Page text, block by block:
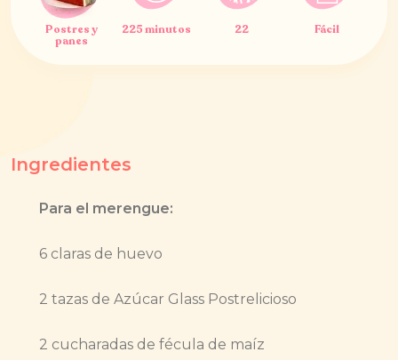
Postres y
panes
225 minutos 22 Fácil
Ingredientes
Para el merengue:
6 claras de huevo
2 tazas de Azúcar Glass Postrelicioso
2 cucharadas de fécula de maíz